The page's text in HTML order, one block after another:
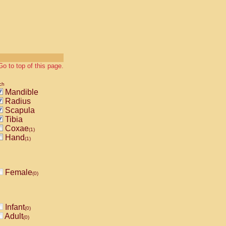
to top of this page.
Mandible
Radius
Scapula
Tibia
Coxae(1)
Hand(1)
Female(0)
Infant(0)
Adult(0)